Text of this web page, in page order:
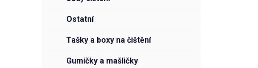
ostatní
tašky a boxy na čištění
gumičky a mašličky